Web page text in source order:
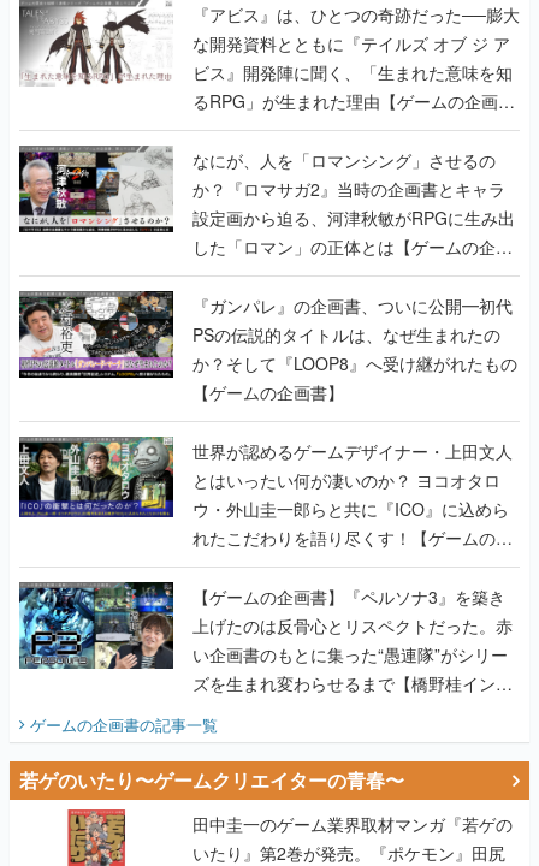
『アビス』は、ひとつの奇跡だった──膨大
な開発資料とともに『テイルズ オブ ジ ア
ビス』開発陣に聞く、「生まれた意味を知
るRPG」が生まれた理由【ゲームの企画
書】
なにが、人を「ロマンシング」させるの
か？『ロマサガ2』当時の企画書とキャラ
設定画から迫る、河津秋敏がRPGに生み出
した「ロマン」の正体とは【ゲームの企画
書】
『ガンパレ』の企画書、ついに公開━初代
PSの伝説的タイトルは、なぜ生まれたの
か？そして『LOOP8』へ受け継がれたもの
【ゲームの企画書】
世界が認めるゲームデザイナー・上田文人
とはいったい何が凄いのか？ ヨコオタロ
ウ・外山圭一郎らと共に『ICO』に込めら
れたこだわりを語り尽くす！【ゲームの企
画書】
【ゲームの企画書】『ペルソナ3』を築き
上げたのは反骨心とリスペクトだった。赤
い企画書のもとに集った“愚連隊”がシリー
ズを生まれ変わらせるまで【橋野桂インタ
ゲームの企画書の記事一覧
若ゲのいたり〜ゲームクリエイターの青春〜
田中圭一のゲーム業界取材マンガ『若ゲの
いたり』第2巻が発売。『ポケモン』田尻